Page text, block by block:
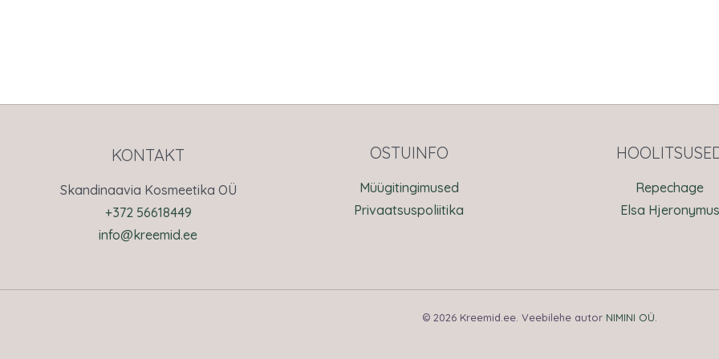
KONTAKT
Skandinaavia Kosmeetika OÜ
+372 56618449
info@kreemid.ee
OSTUINFO
Müügitingimused
Privaatsuspoliitika
Repechage
Elsa Hjeronymus
© 2026 Kreemid.ee. Veebilehe autor NIMINI OÜ